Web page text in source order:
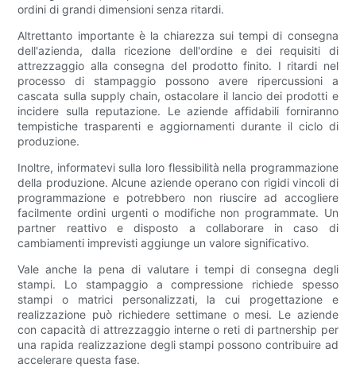
ordini di grandi dimensioni senza ritardi.
Altrettanto importante è la chiarezza sui tempi di consegna
dell'azienda, dalla ricezione dell'ordine e dei requisiti di
attrezzaggio alla consegna del prodotto finito. I ritardi nel
processo di stampaggio possono avere ripercussioni a
cascata sulla supply chain, ostacolare il lancio dei prodotti e
incidere sulla reputazione. Le aziende affidabili forniranno
tempistiche trasparenti e aggiornamenti durante il ciclo di
produzione.
Inoltre, informatevi sulla loro flessibilità nella programmazione
della produzione. Alcune aziende operano con rigidi vincoli di
programmazione e potrebbero non riuscire ad accogliere
facilmente ordini urgenti o modifiche non programmate. Un
partner reattivo e disposto a collaborare in caso di
cambiamenti imprevisti aggiunge un valore significativo.
Vale anche la pena di valutare i tempi di consegna degli
stampi. Lo stampaggio a compressione richiede spesso
stampi o matrici personalizzati, la cui progettazione e
realizzazione può richiedere settimane o mesi. Le aziende
con capacità di attrezzaggio interne o reti di partnership per
una rapida realizzazione degli stampi possono contribuire ad
accelerare questa fase.